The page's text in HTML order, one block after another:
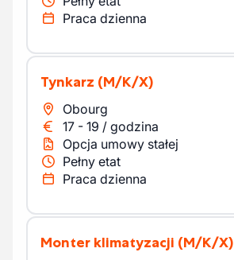
Praca dzienna
Tynkarz (M/K/X)
Obourg
17 - 19 / godzina
Opcja umowy stałej
Pełny etat
Praca dzienna
Monter klimatyzacji (M/K/X)